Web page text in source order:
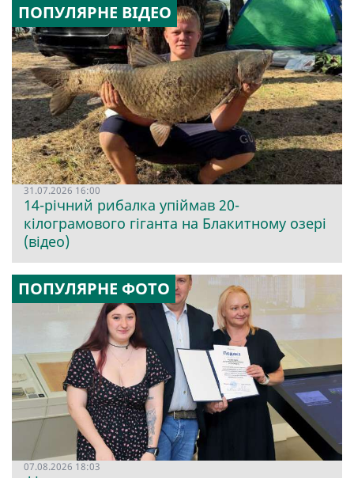
ПОПУЛЯРНЕ ВІДЕО
31.07.2026 16:00
14-річний рибалка упіймав 20-
кілограмового гіганта на Блакитному озері
(відео)
ПОПУЛЯРНЕ ФОТО
07.08.2026 18:03